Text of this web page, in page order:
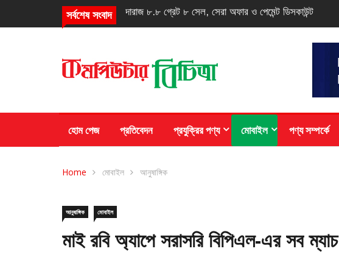
সর্বশেষ সংবাদ এমএফএস খাতের ফাঁদ: ই-মানি, ট্রাস্ট ফান্ড ও সাড়ে আঠারো টাকা
হোম পেজ প্রতিবেদন প্রযুক্রির পণ্য মোবাইল পণ্য সম্পর্কে
Home মোবাইল আনুষাঙ্গিক
আনুষাঙ্গিক মোবাইল
মাই রবি অ্যাপে সরাসরি বিপিএল-এর সব ম্যাচ